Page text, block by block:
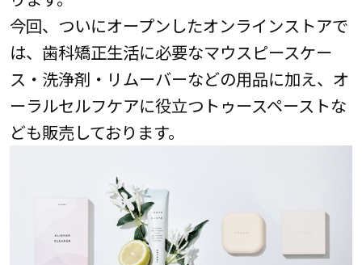
今回、ついにオープンしたオンラインストアで
は、歯科矯正生活に必要なマウスピースケー
ス・洗浄剤・リムーバーなどの用品に加え、オ
ーラルセルフケアに役立つトゥースペーストな
ども販売しております。